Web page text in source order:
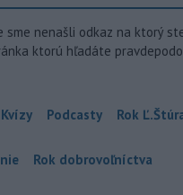
sme nenašli odkaz na ktorý
ktorú hľadáte
Kvízy Podcasty Rok
Rok dobrovoľníctva